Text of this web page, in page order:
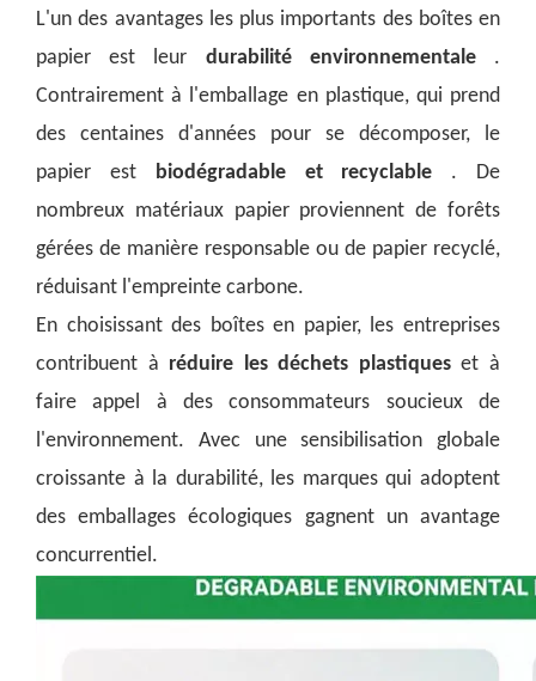
L'un des avantages les plus importants des boîtes en
papier est leur durabilité environnementale .
Contrairement à l'emballage en plastique, qui prend
des centaines d'années pour se décomposer, le
papier est biodégradable et recyclable . De
nombreux matériaux papier proviennent de forêts
gérées de manière responsable ou de papier recyclé,
réduisant l'empreinte carbone.
En choisissant des boîtes en papier, les entreprises
contribuent à réduire les déchets plastiqueset à
faire appel à des consommateurs soucieux de
l'environnement. Avec une sensibilisation globale
croissante à la durabilité, les marques qui adoptent
des emballages écologiques gagnent un avantage
concurrentiel.